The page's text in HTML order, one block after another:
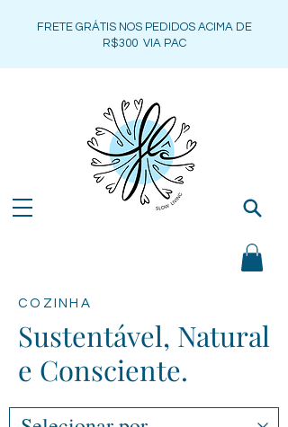
FRETE GRÁTIS NOS PEDIDOS ACIMA DE
R$300 VIA PAC
COZINHA
Sustentável, Natural
e Consciente.